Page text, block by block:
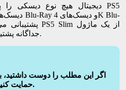
دیسک Blu-Ray جداگانه پشتیبانی می‌کنند.
اگر این مطلب را دوست داشتید،
حمایت کنید.